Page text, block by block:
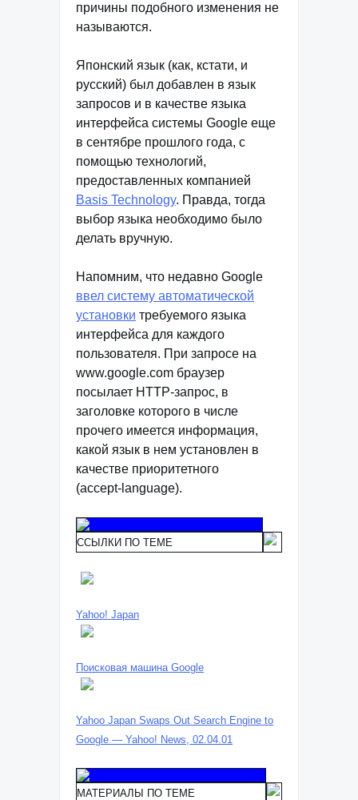
причины подобного изменения не
называются.
Японский язык (как, кстати, и
русский) был добавлен в язык
запросов и в качестве языка
интерфейса системы Google еще
в сентябре прошлого года, с
помощью технологий,
предоставленных компанией
Basis Technology. Правда, тогда
выбор языка необходимо было
делать вручную.
Напомним, что недавно Google
ввел систему автоматической
установки требуемого языка
интерфейса для каждого
пользователя. При запросе на
www.google.com браузер
посылает HTTP-запрос, в
заголовке которого в числе
прочего имеется информация,
какой язык в нем установлен в
качестве приоритетного
(accept-language).
ССЫЛКИ ПО ТЕМЕ
Yahoo! Japan
Поисковая машина Google
Yahoo Japan Swaps Out Search Engine to
Google — Yahoo! News, 02.04.01
МАТЕРИАЛЫ ПО ТЕМЕ